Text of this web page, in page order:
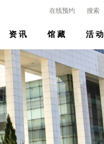
在线预约 搜索
资 讯 馆 藏 活 动